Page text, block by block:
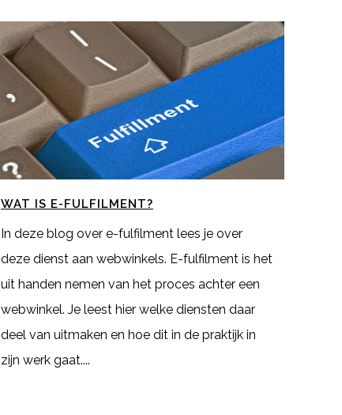
WAT IS E-FULFILMENT?
In deze blog over e-fulfilment lees je over
deze dienst aan webwinkels. E-fulfilment is het
uit handen nemen van het proces achter een
webwinkel. Je leest hier welke diensten daar
deel van uitmaken en hoe dit in de praktijk in
zijn werk gaat....